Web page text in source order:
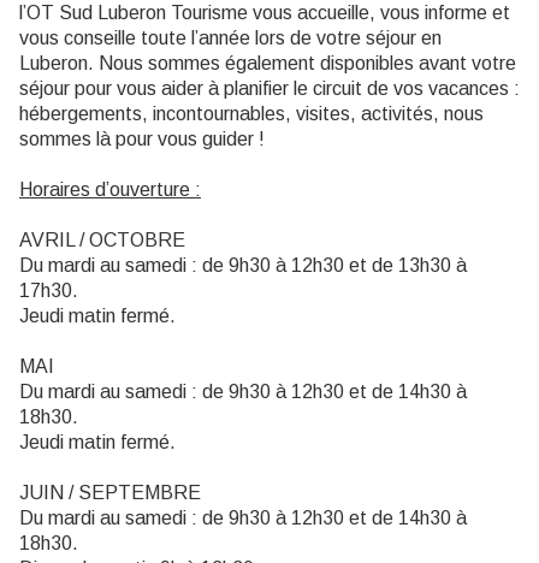
l’OT Sud Luberon Tourisme vous accueille, vous informe et
vous conseille toute l’année lors de votre séjour en
Luberon. Nous sommes également disponibles avant votre
séjour pour vous aider à planifier le circuit de vos vacances :
hébergements, incontournables, visites, activités, nous
sommes là pour vous guider !
Horaires d’ouverture :
AVRIL / OCTOBRE
Du mardi au samedi : de 9h30 à 12h30 et de 13h30 à
17h30.
Jeudi matin fermé.
MAI
Du mardi au samedi : de 9h30 à 12h30 et de 14h30 à
18h30.
Jeudi matin fermé.
JUIN / SEPTEMBRE
Du mardi au samedi : de 9h30 à 12h30 et de 14h30 à
18h30.